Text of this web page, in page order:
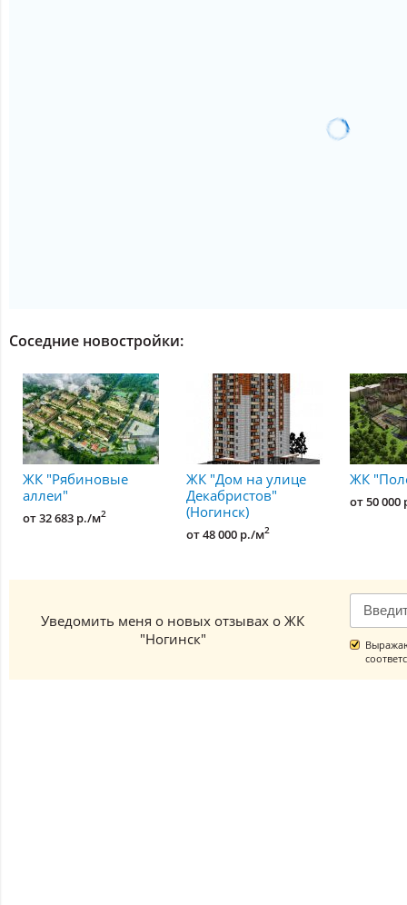
Соседние новостройки:
ЖК "Рябиновые
аллеи"
от 32 683 р./м2
ЖК "Дом на улице
Декабристов"
(Ногинск)
от 48 000 р./м2
ЖК
от 50
Уведомить меня о новых отзывах о ЖК
"Ногинск"